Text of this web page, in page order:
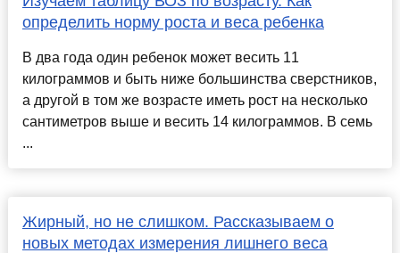
определить норму роста и веса ребенка
В два года один ребенок может весить 11
килограммов и быть ниже большинства сверстников,
а другой в том же возрасте иметь рост на несколько
сантиметров выше и весить 14 килограммов. В семь
...
Жирный, но не слишком. Рассказываем о
новых методах измерения лишнего веса